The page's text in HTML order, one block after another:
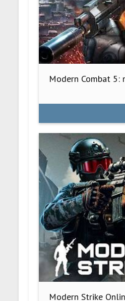
Modern Combat 5:
Modern Strike